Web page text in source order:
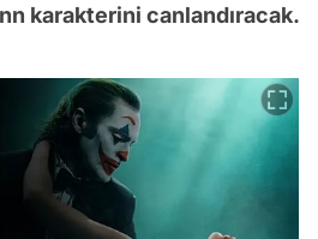
karakterini canlandıracak.